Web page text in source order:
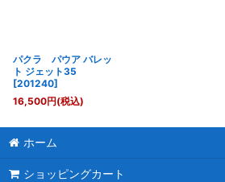
パクラ パウア バレッ
ト ジェット35
[201240]
16,500円(税込)
ホーム
ショッピングカート